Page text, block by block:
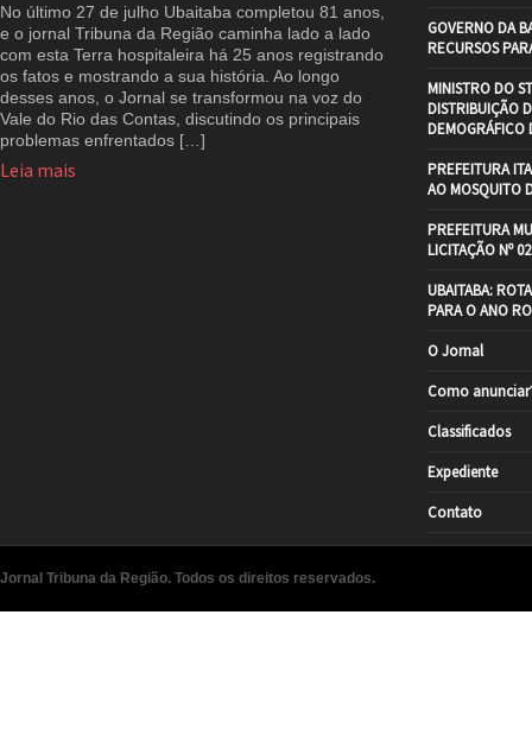
No último 27 de julho Ubaitaba completou 81 anos,
e o jornal Tribuna da Região caminha lado a lado
com esta Terra hospitaleira há 25 anos registrando
os fatos e mostrando a sua história. Ao longo
desses anos, o Jornal se transformou na voz do
Vale do Rio das Contas, discutindo os principais
problemas enfrentados […]
Leia mais
GOVERNO DA
RECURSOS
MINISTRO DO
DISTRIBUIÇÃO
DEMOGRÁFICO
PREFEITURA
AO MOSQUITO
PREFEITURA
LICITAÇÃO Nº
UBAITABA:
PARA O ANO
O Jornal
Como
Classificados
Expediente
Contato
Jornal Tribuna da Região. Todos os direitos reservados.